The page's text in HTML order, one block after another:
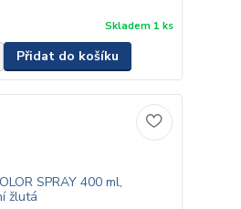
Skladem 1 ks
Přidat do košíku